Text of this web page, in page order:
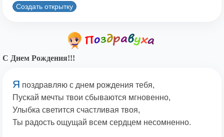
Создать открытку
С Днем Рождения!!!
Я поздравляю с днем рождения тебя,
Пускай мечты твои сбываются мгновенно,
Улыбка светится счастливая твоя,
Ты радость ощущай всем сердцем несомненно.